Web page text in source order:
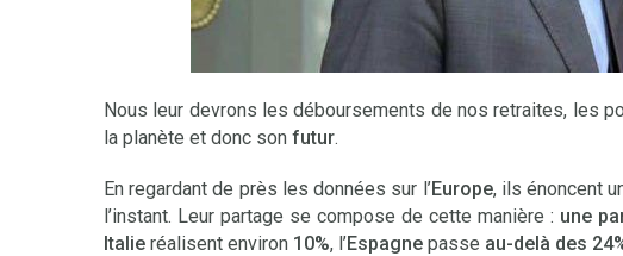
Nous leur devrons les déboursements de nos retraites, les
la planète et donc son futur.
En regardant de près les données sur l’Europe, ils énoncent
l’instant. Leur partage se compose de cette manière : une
Italie réalisent environ 10%, l’Espagne passe au-delà des